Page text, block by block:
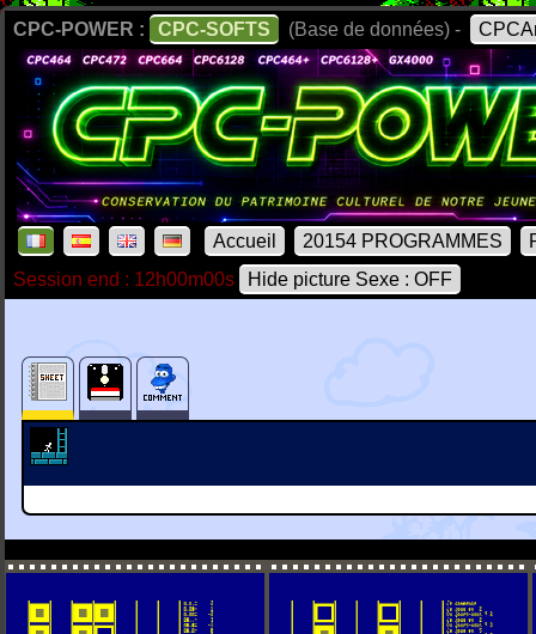
CPC-POWER : CPC-SOFTS (Base de données) -
Accueil 20154 PROGRAMMES
Session end : 12h00m00s
Hide picture Sexe : OFF